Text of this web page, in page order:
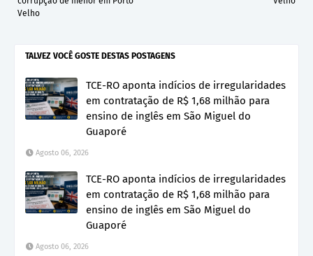
Velho
TALVEZ VOCÊ GOSTE DESTAS POSTAGENS
TCE-RO aponta indícios de irregularidades
em contratação de R$ 1,68 milhão para
ensino de inglês em São Miguel do
Guaporé
Agosto 06, 2026
TCE-RO aponta indícios de irregularidades
em contratação de R$ 1,68 milhão para
ensino de inglês em São Miguel do
Guaporé
Agosto 06, 2026